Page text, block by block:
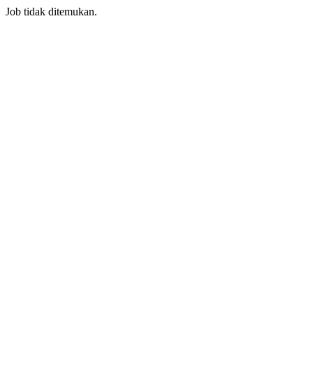
Job tidak ditemukan.